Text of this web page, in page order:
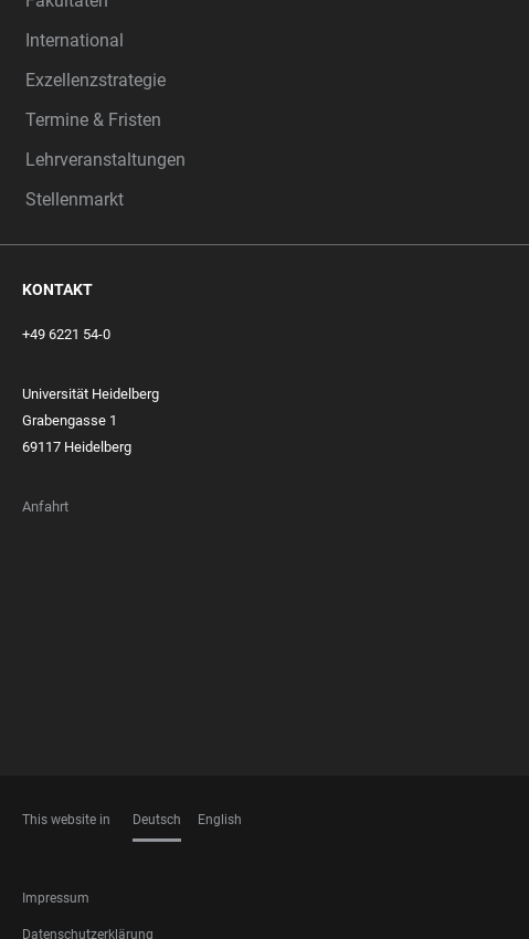
International
Exzellenzstrategie
Termine & Fristen
Lehrveranstaltungen
Stellenmarkt
KONTAKT
+49 6221 54-0
Universität Heidelberg
Grabengasse 1
69117 Heidelberg
Anfahrt
This website in Deutsch English
FOOTER
LEGAL
Impressum
Datenschutzerklärung